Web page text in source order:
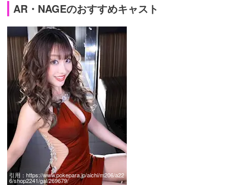
AR・NAGEのおすすめキャスト
引用： https://www.pokepara.jp/aichi/m206/a22
6/shop2241/gal/269679/